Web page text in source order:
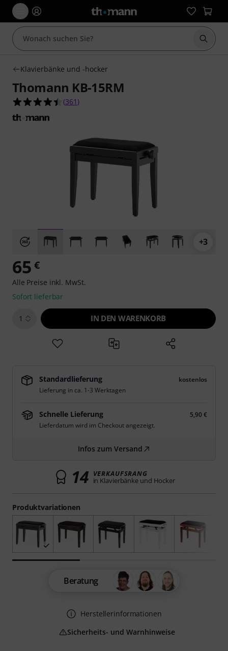
Suche
Klavierbänke und -hocker
Thomann KB-15RM
4.4 von 5 Sternen aus 361 Kundenbewertungen
(361 )
+3
Produktvariationen
65 €
Alle Preise inkl. MwSt.
Sofort lieferbar
1 IN DEN WARENKORB
Standardlieferung
kostenlos
Lieferung in ca. 1-3 Werktagen
Schnelle Lieferung
5,90 €
Lieferdatum wird im Checkout angezeigt.
Infos zum Versand
14 VERKAUFSRANG
in Klavierbänke und Hocker
Beratung
Herstellerinformationen
Sicherheits- und Warnhinweise